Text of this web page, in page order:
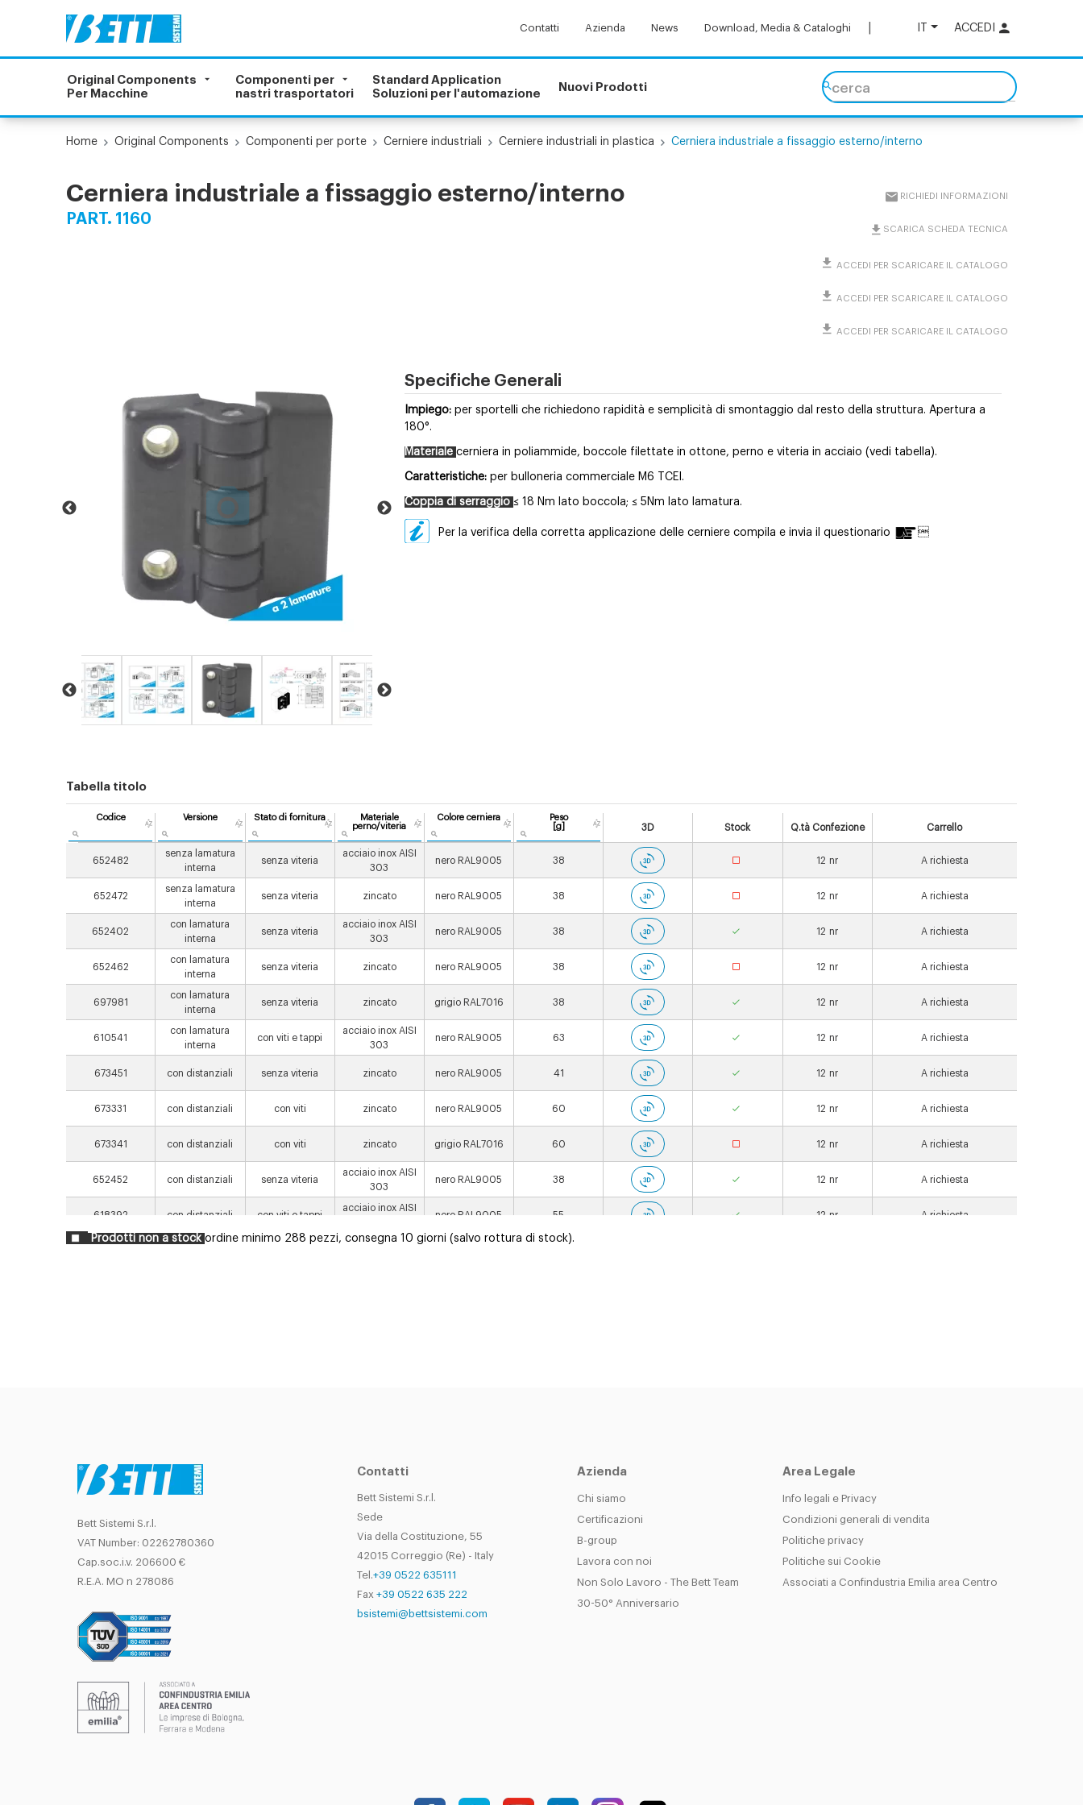
ACCEDI
Contatti Azienda News Download, Media & Cataloghi
Original Components
Per Macchine
Componenti per
nastri trasportatori
Standard Application
Soluzioni per l'automazione
Nuovi Prodotti cerca
Home Original Components Componenti per porte Cerniere industriali Cerniere industriali in plastica Cerniera industriale a fissaggio esterno/interno
Cerniera industriale a fissaggio esterno/interno
PART. 1160
RICHIEDI INFORMAZIONI
SCARICA SCHEDA TECNICA
ACCEDI PER SCARICARE IL CATALOGO
ACCEDI PER SCARICARE IL CATALOGO
ACCEDI PER SCARICARE IL CATALOGO
Specifiche Generali
Impiego: per sportelli che richiedono rapidità e semplicità di smontaggio dal resto della struttura. Apertura a
180°.
Materiale cerniera in poliammide, boccole filettate in ottone, perno e viteria in acciaio (vedi tabella).
Caratteristiche: per bulloneria commerciale M6 TCEI.
Coppia di serraggio ≤ 18 Nm lato boccola; ≤ 5Nm lato lamatura.
Per la verifica della corretta applicazione delle cerniere compila e invia il questionario 
Tabella titolo
Codice Versione Stato di fornitura
Materiale
perno/viteria
Colore cerniera
Peso
[g]
3D Stock Q.tà Confezione Carrello
652482
senza lamatura
interna
senza viteria
acciaio inox AISI
303
nero RAL9005 38 12 nr A richiesta
652472
senza lamatura
interna
senza viteria zincato nero RAL9005 38 12 nr A richiesta
652402
con lamatura
interna
senza viteria
acciaio inox AISI
303
nero RAL9005 38 12 nr A richiesta
652462
con lamatura
interna
senza viteria zincato nero RAL9005 38 12 nr A richiesta
697981
con lamatura
interna
senza viteria zincato grigio RAL7016 38 12 nr A richiesta
610541
con lamatura
interna
con viti e tappi
acciaio inox AISI
303
nero RAL9005 63 12 nr A richiesta
673451 con distanziali senza viteria zincato nero RAL9005 41 12 nr A richiesta
673331 con distanziali con viti zincato nero RAL9005 60 12 nr A richiesta
673341 con distanziali con viti zincato grigio RAL7016 60 12 nr A richiesta
652452 con distanziali senza viteria
acciaio inox AISI
303
nero RAL9005 38 12 nr A richiesta
618392 con distanziali con viti e tappi
acciaio inox AISI
nero RAL9005 55 12 nr A richiesta
Prodotti non a stockordine minimo 288 pezzi, consegna 10 giorni (salvo rottura di stock).
Bett Sistemi S.r.l.
VAT Number: 02262780360
Cap.soc.i.v. 206600 €
R.E.A. MO n 278086
Contatti
Bett Sistemi S.r.l.
Sede
Via della Costituzione, 55
42015 Correggio (Re) - Italy
Tel.+39 0522 635111
Fax +39 0522 635 222
bsistemi@bettsistemi.com
Azienda
Chi siamo
Certificazioni
B-group
Lavora con noi
Non Solo Lavoro - The Bett Team
30-50° Anniversario
Area Legale
Info legali e Privacy
Condizioni generali di vendita
Politiche privacy
Politiche sui Cookie
Associati a Confindustria Emilia area Centro